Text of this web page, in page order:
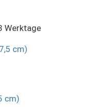
Werktage
cm)